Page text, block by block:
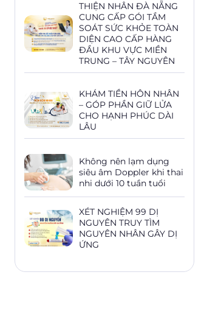
THIỆN NHÂN ĐÀ NẴNG
CUNG CẤP GÓI TẦM
SOÁT SỨC KHỎE TOÀN
DIỆN CAO CẤP HÀNG
ĐẦU KHU VỰC MIỀN
TRUNG – TÂY NGUYÊN
KHÁM TIỀN HÔN NHÂN
– GÓP PHẦN GIỮ LỬA
CHO HẠNH PHÚC DÀI
LÂU
Không nên lạm dụng
siêu âm Doppler khi thai
nhi dưới 10 tuần tuổi
XÉT NGHIỆM 99 DỊ
NGUYÊN TRUY TÌM
NGUYÊN NHÂN GÂY DỊ
ỨNG